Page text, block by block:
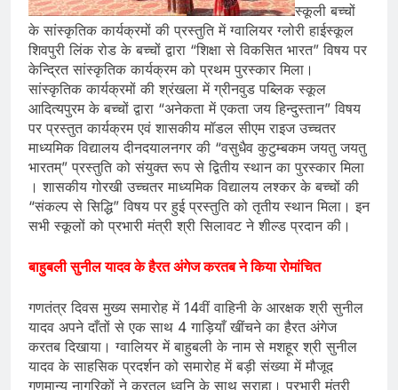
स्कूली बच्चों
के सांस्कृतिक कार्यक्रमों की प्रस्तुति में ग्वालियर ग्लोरी हाईस्कूल
शिवपुरी लिंक रोड के बच्चों द्वारा “शिक्षा से विकसित भारत” विषय पर
केन्द्रित सांस्कृतिक कार्यक्रम को प्रथम पुरस्कार मिला।
सांस्कृतिक कार्यक्रमों की श्रंखला में ग्रीनवुड पब्लिक स्कूल
आदित्यपुरम के बच्चों द्वारा “अनेकता में एकता जय हिन्दुस्तान” विषय
पर प्रस्तुत कार्यक्रम एवं शासकीय मॉडल सीएम राइज उच्चतर
माध्यमिक विद्यालय दीनदयालनगर की “वसुधैव कुटुम्बकम जयतु जयतु
भारतम्” प्रस्तुति को संयुक्त रूप से द्वितीय स्थान का पुरस्कार मिला
। शासकीय गोरखी उच्चतर माध्यमिक विद्यालय लश्कर के बच्चों की
“संकल्प से सिद्धि” विषय पर हुई प्रस्तुति को तृतीय स्थान मिला। इन
सभी स्कूलों को प्रभारी मंत्री श्री सिलावट ने शील्ड प्रदान की।
बाहुबली सुनील यादव के हैरत अंगेज करतब ने किया रोमांचित
गणतंत्र दिवस मुख्य समारोह में 14वीं वाहिनी के आरक्षक श्री सुनील
यादव अपने दाँतों से एक साथ 4 गाड़ियाँ खींचने का हैरत अंगेज
करतब दिखाया। ग्वालियर में बाहुबली के नाम से मशहूर श्री सुनील
यादव के साहसिक प्रदर्शन को समारोह में बड़ी संख्या में मौजूद
गणमान्य नागरिकों ने करतल ध्वनि के साथ सराहा। प्रभारी मंत्री